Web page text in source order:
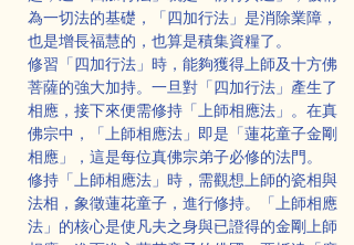
為一切法的基礎，「四加行法」是消除業障，
也是增長福慧的，也算是積集資糧了。
修習「四加行法」時，能夠獲得上師及十方佛
菩薩的強大加持。一旦對「四加行法」產生了
相應，接下來便需修持「上師相應法」。在真
佛宗中，「上師相應法」即是「蓮花童子金剛
相應」，這是每位真佛宗弟子必修的法門。
修持「上師相應法」時，需觀想上師的瓷相與
法相，象徵蓮花童子，進行修持。「上師相應
法」的核心是使凡夫之身與已證得的金剛上師